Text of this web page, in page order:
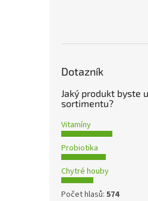
Dotazník
Jaký produkt byste
sortimentu?
Vitamíny
Probiotika
Chytré houby
Počet hlasů: 574